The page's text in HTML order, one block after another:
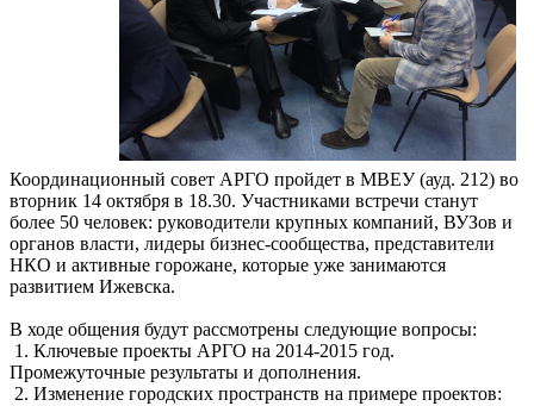
Координационный совет АРГО пройдет в МВЕУ (ауд. 212) во
вторник 14 октября в 18.30. Участниками встречи станут
более 50 человек: руководители крупных компаний, ВУЗов и
органов власти, лидеры бизнес-сообщества, представители
НКО и активные горожане, которые уже занимаются
развитием Ижевска.
В ходе общения будут рассмотрены следующие вопросы:
1. Ключевые проекты АРГО на 2014-2015 год.
Промежуточные результаты и дополнения.
2. Изменение городских пространств на примере проектов: